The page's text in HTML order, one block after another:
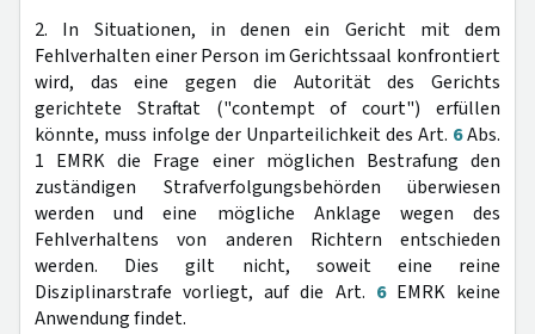
2. In Situationen, in denen ein Gericht mit dem
Fehlverhalten einer Person im Gerichtssaal konfrontiert
wird, das eine gegen die Autorität des Gerichts
gerichtete Straftat ("contempt of court") erfüllen
könnte, muss infolge der Unparteilichkeit des Art. 6Abs.
1 EMRK die Frage einer möglichen Bestrafung den
zuständigen Strafverfolgungsbehörden überwiesen
werden und eine mögliche Anklage wegen des
Fehlverhaltens von anderen Richtern entschieden
werden. Dies gilt nicht, soweit eine reine
Disziplinarstrafe vorliegt, auf die Art. 6EMRK keine
Anwendung findet.